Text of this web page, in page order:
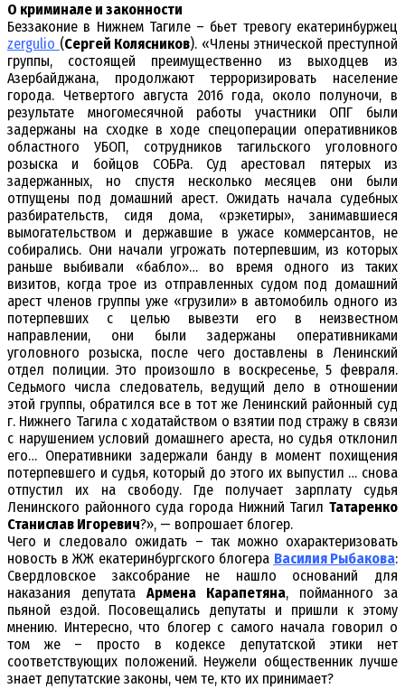
О криминале и законности
Беззаконие в Нижнем Тагиле – бьет тревогу екатеринбуржец
zergulio (Сергей Колясников). «Члены этнической преступной
группы, состоящей преимущественно из выходцев из
Азербайджана, продолжают терроризировать население
города. Четвертого августа 2016 года, около полуночи, в
результате многомесячной работы участники ОПГ были
задержаны на сходке в ходе спецоперации оперативников
областного УБОП, сотрудников тагильского уголовного
розыска и бойцов СОБРа. Суд арестовал пятерых из
задержанных, но спустя несколько месяцев они были
отпущены под домашний арест. Ожидать начала судебных
разбирательств, сидя дома, «рэкетиры», занимавшиеся
вымогательством и державшие в ужасе коммерсантов, не
собирались. Они начали угрожать потерпевшим, из которых
раньше выбивали «бабло»… во время одного из таких
визитов, когда трое из отправленных судом под домашний
арест членов группы уже «грузили» в автомобиль одного из
потерпевших с целью вывезти его в неизвестном
направлении, они были задержаны оперативниками
уголовного розыска, после чего доставлены в Ленинский
отдел полиции. Это произошло в воскресенье, 5 февраля.
Седьмого числа следователь, ведущий дело в отношении
этой группы, обратился все в тот же Ленинский районный суд
г. Нижнего Тагила с ходатайством о взятии под стражу в связи
с нарушением условий домашнего ареста, но судья отклонил
его… Оперативники задержали банду в момент похищения
потерпевшего и судья, который до этого их выпустил … снова
отпустил их на свободу. Где получает зарплату судья
Ленинского районного суда города Нижний Тагил Татаренко
Станислав Игоревич?», — вопрошает блогер.
Чего и следовало ожидать – так можно охарактеризовать
новость в ЖЖ екатеринбургского блогера Василия Рыбакова:
Свердловское заксобрание не нашло оснований для
наказания депутата Армена Карапетяна, пойманного за
пьяной ездой. Посовещались депутаты и пришли к этому
мнению. Интересно, что блогер с самого начала говорил о
том же – просто в кодексе депутатской этики нет
соответствующих положений. Неужели общественник лучше
знает депутатские законы, чем те, кто их принимает?